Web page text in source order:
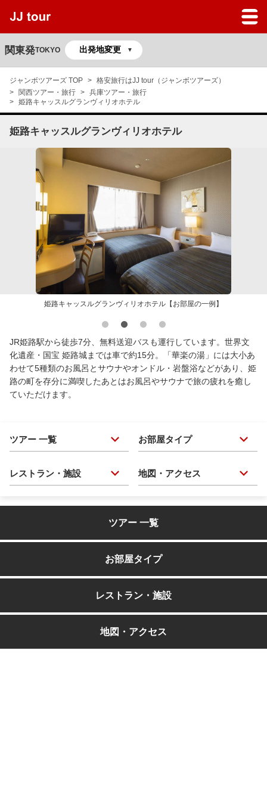
関東発TOKYO
JJツアーのサービスガイド
よくある質問
予約の確認
ジャンボツアーズ TOP
格安旅行はJJ tour（ジャンボツアーズ）
関西ツアー・旅行
兵庫ツアー・旅行
姫路キャッスルグランヴィリオホテル
姫路キャッスルグランヴィリオホテル
姫路キャッスルグランヴィリオホテル【お部屋の一例】
JR姫路駅から徒歩7分、無料送迎バスも運行しています。世界文
化遺産・国宝 姫路城までは車で約15分。「華楽の湯」には大小あ
わせて5種類のお風呂とサウナやオンドル・岩盤浴などがあり、姫
路の町を存分に満喫したあとはお風呂やサウナで旅の疲れを癒し
ていただけます。
ツアー 一覧 お部屋タイプ
レストラン・施設 地図・アクセス
ツアー 一覧
お部屋タイプ
レストラン・施設
地図・アクセス